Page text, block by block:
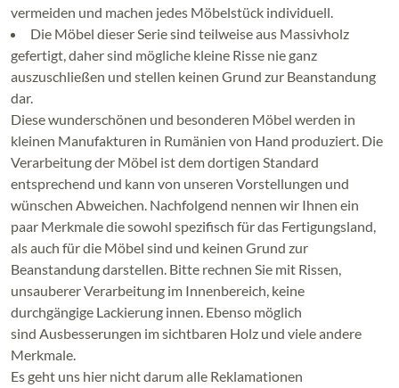
vermeiden und machen jedes Möbelstück individuell.
Die Möbel dieser Serie sind teilweise aus Massivholz
gefertigt, daher sind mögliche kleine Risse nie ganz
auszuschließen und stellen keinen Grund zur Beanstandung
dar.
Diese wunderschönen und besonderen Möbel werden in
kleinen Manufakturen in Rumänien von Hand produziert. Die
Verarbeitung der Möbel ist dem dortigen Standard
entsprechend und kann von unseren Vorstellungen und
wünschen Abweichen. Nachfolgend nennen wir Ihnen ein
paar Merkmale die sowohl spezifisch für das Fertigungsland,
als auch für die Möbel sind und keinen Grund zur
Beanstandung darstellen. Bitte rechnen Sie mit Rissen,
unsauberer Verarbeitung im Innenbereich, keine
durchgängige Lackierung innen. Ebenso möglich
sind Ausbesserungen im sichtbaren Holz und viele andere
Merkmale.
Es geht uns hier nicht darum alle Reklamationen